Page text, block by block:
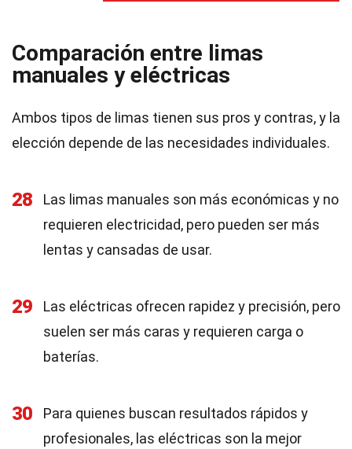
Comparación entre limas
manuales y eléctricas
Ambos tipos de limas tienen sus pros y contras, y la
elección depende de las necesidades individuales.
28
Las limas manuales son más económicas y no
requieren electricidad, pero pueden ser más
lentas y cansadas de usar.
29
Las eléctricas ofrecen rapidez y precisión, pero
suelen ser más caras y requieren carga o
baterías.
30
Para quienes buscan resultados rápidos y
profesionales, las eléctricas son la mejor